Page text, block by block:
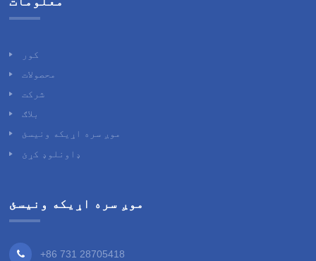
کور
محصولات
شرکت
بلاګ
موږ سره اړیکه ونیسئ
ډاونلوډ کړئ
موږ سره اړیکه ونیسئ
+86 731 28705418